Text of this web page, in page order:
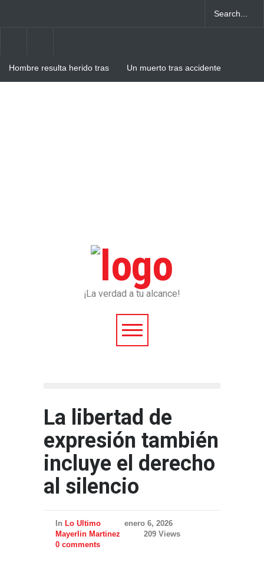
Hombre resulta herido tras
Cerro
Un muerto tras accidente
Verón-Punta Cana
¡La verdad a tu alcance!
La libertad de
expresión también
incluye el derecho
al silencio
In Lo Ultimo
enero 6, 2026
Mayerlin Martinez
209 Views
0 comments